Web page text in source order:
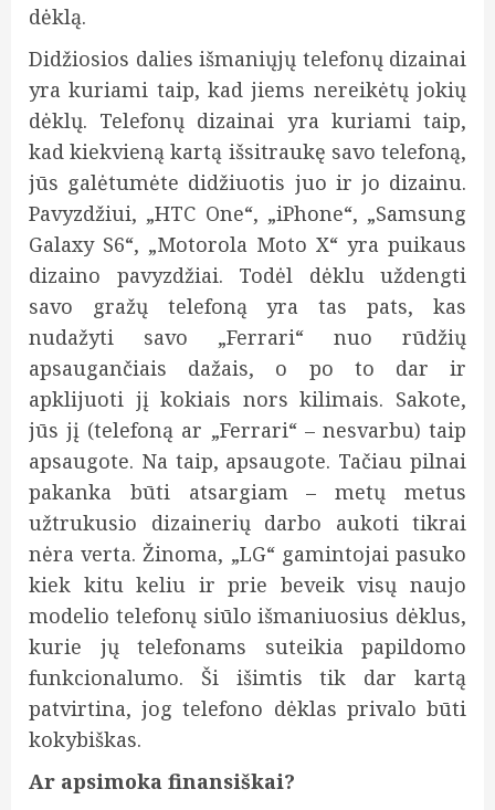
dėklą.
Didžiosios dalies išmaniųjų telefonų dizainai
yra kuriami taip, kad jiems nereikėtų jokių
dėklų. Telefonų dizainai yra kuriami taip,
kad kiekvieną kartą išsitraukę savo telefoną,
jūs galėtumėte didžiuotis juo ir jo dizainu.
Pavyzdžiui, „HTC One“, „iPhone“, „Samsung
Galaxy S6“, „Motorola Moto X“ yra puikaus
dizaino pavyzdžiai. Todėl dėklu uždengti
savo gražų telefoną yra tas pats, kas
nudažyti savo „Ferrari“ nuo rūdžių
apsaugančiais dažais, o po to dar ir
apklijuoti jį kokiais nors kilimais. Sakote,
jūs jį (telefoną ar „Ferrari“ – nesvarbu) taip
apsaugote. Na taip, apsaugote. Tačiau pilnai
pakanka būti atsargiam – metų metus
užtrukusio dizainerių darbo aukoti tikrai
nėra verta. Žinoma, „LG“ gamintojai pasuko
kiek kitu keliu ir prie beveik visų naujo
modelio telefonų siūlo išmaniuosius dėklus,
kurie jų telefonams suteikia papildomo
funkcionalumo. Ši išimtis tik dar kartą
patvirtina, jog telefono dėklas privalo būti
kokybiškas.
Ar apsimoka finansiškai?